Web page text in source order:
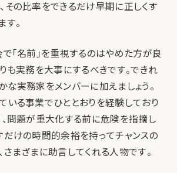
その比率をできるだけ早期に正しくす
す。
で「名前」を重視するのはやめた方が良
りも実務を大事にするべきです。できれ
な実務家をメンバーに加えましょう。
いる事業でひととおりを経験しており
、問題が重大化する前に危険を指摘し
だけの時間的余裕を持ってチャンスの
さまざまに助言してくれる人物です。